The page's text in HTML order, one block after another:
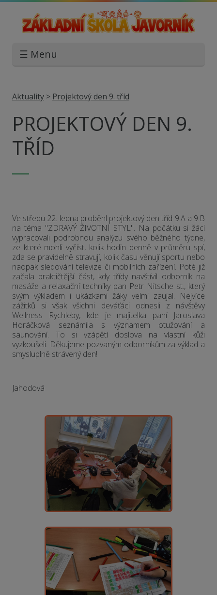
☰ Menu
Aktuality > Projektový den 9. tříd
PROJEKTOVÝ DEN 9.
TŘÍD
Ve středu 22. ledna proběhl projektový den tříd 9.A a 9.B
na téma "ZDRAVÝ ŽIVOTNÍ STYL". Na počátku si žáci
vypracovali podrobnou analýzu svého běžného týdne,
ze které mohli vyčíst, kolik hodin denně v průměru spí,
zda se pravidelně stravují, kolik času věnují sportu nebo
naopak sledování televize či mobilních zařízení. Poté již
začala praktičtější část, kdy třídy navštívil odborník na
masáže a relaxační techniky pan Petr Nitsche st., který
svým výkladem i ukázkami žáky velmi zaujal. Nejvíce
zážitků si však všichni deváťáci odnesli z návštěvy
Wellness Rychleby, kde je majitelka paní Jaroslava
Horáčková seznámila s významem otužování a
saunování. To si vzápětí doslova na vlastní kůži
vyzkoušeli. Děkujeme pozvaným odborníkům za výklad a
smysluplně strávený den!
Jahodová